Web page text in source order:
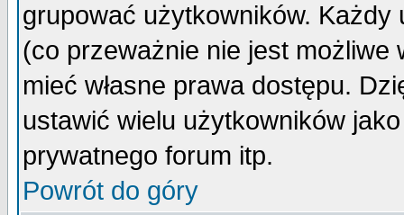
grupować użytkowników.
(co przeważnie nie jest
mieć własne prawa dostępu.
ustawić wielu użytkowników
prywatnego forum itp.
Powrót do góry